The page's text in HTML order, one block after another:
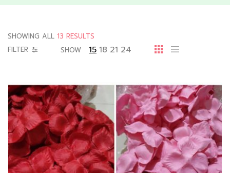
SHOWING ALL 13 RESULTS
FILTER
SHOW 15 18 21 24